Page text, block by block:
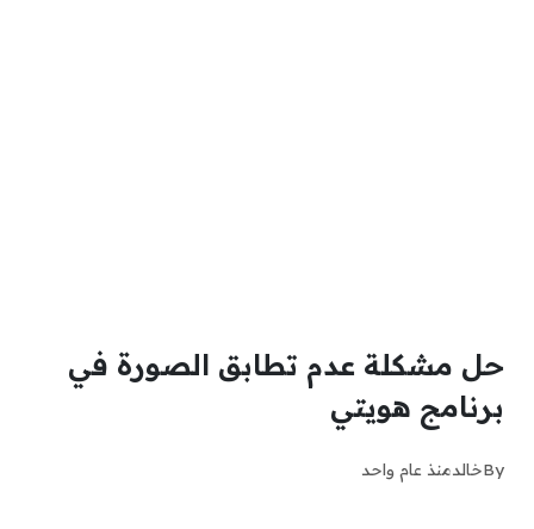
حل مشكلة عدم تطابق الصورة في
برنامج هويتي
Byخالدمنذ عام واحد